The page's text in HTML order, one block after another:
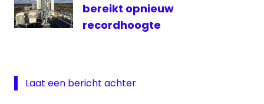
bereikt opnieuw
recordhoogte
Laat een bericht achter